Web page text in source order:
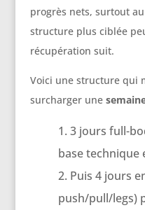
progrès nets, surtout
structure plus ciblée
récupération suit.
Voici une structure qui
surcharger une
3 jours full-
base technique
Puis 4 jours
push/pull/legs)